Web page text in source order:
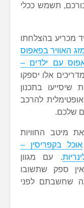
תשמש ככלי
מכריע בהצלחתו
האוויר בפאפוס
עם ילדים –
אלו יספקו
שיסייעו בתכנון
להרכב
שלכם.
מיטב החוויות
אוכל בקפריסין –
. עם מגוון
ספק שתשובו
שחשבתם לפני